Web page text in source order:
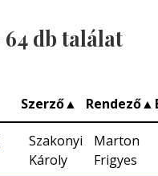
64 db találat
Szerző▲ Rendező▲
Szakonyi
Károly
Marton
Frigyes